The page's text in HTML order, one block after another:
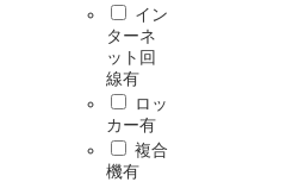
イン
ターネ
ット回
線有
ロッ
カー有
複合
機有